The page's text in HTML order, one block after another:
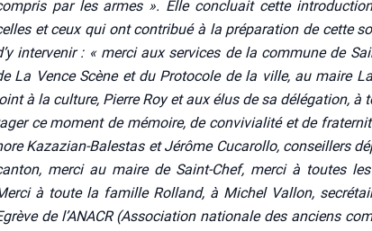
par les armes ». Elle concluait cette
et ceux qui ont contri­bué à la pré­pa­ra­tion de cette
inter­ve­nir : « mer­ci aux ser­vices de la com­mune de
La Vence Scène et du Pro­to­cole de la ville, au maire
à la culture, Pierre Roy et aux élus de sa délé­ga­tion, à
ce moment de mémoire, de convi­via­li­té et de
Kaza­zian-Bales­tas et Jérôme Cuca­rol­lo, conseillers
mer­ci au maire de Saint-Chef, mer­ci à toutes les
à toute la famille Rol­land, à Michel Val­lon,
de l’A­NA­CR (Asso­cia­tion natio­nale des anciens